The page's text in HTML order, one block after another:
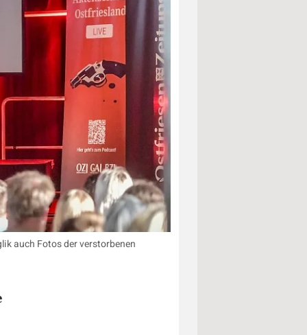
auch Fotos der verstorbenen